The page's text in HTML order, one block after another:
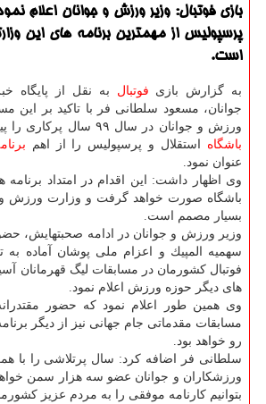
بازی فوتبال: وزیر ورزش و جوانان اعلام
است.
به گزارش بازی فوتبال به نقل از پایگاه
جوانان، مسعود سلطانی فر با تاكید بر این
ورزش و جوانان در سال ۹۹ سال پركاری را پیش رو دارد، واگذاری
باشگاه استقلال و پرسپولیس را از اهم
عنوان نمود.
وی اظهار داشت: این اقدام در امتداد
باشگاه صورت خواهد گرفت و وزارت ورزش و
بسیار مصمم است.
وزیر ورزش و جوانان در ادامه صحبتهایش،
فوتبال كشورمان در مسابقات لیگ قهرمانان
های دیگر حوزه ورزش اعلام نمود.
وی همین طور اعلام نمود كه حضور
مسابقات مقدماتی جام جهانی نیز از دیگر
رو خواهد بود.
سلطانی فر اضافه كرد: سال پرتلاشی را با
ورزشكاران و جوانان عضو سه هزار سمن
بتوانیم كارنامه موفقی را به مردم عزیز